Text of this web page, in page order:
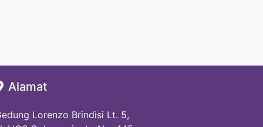
Alamat
Lorenzo Brindisi Lt. 5,